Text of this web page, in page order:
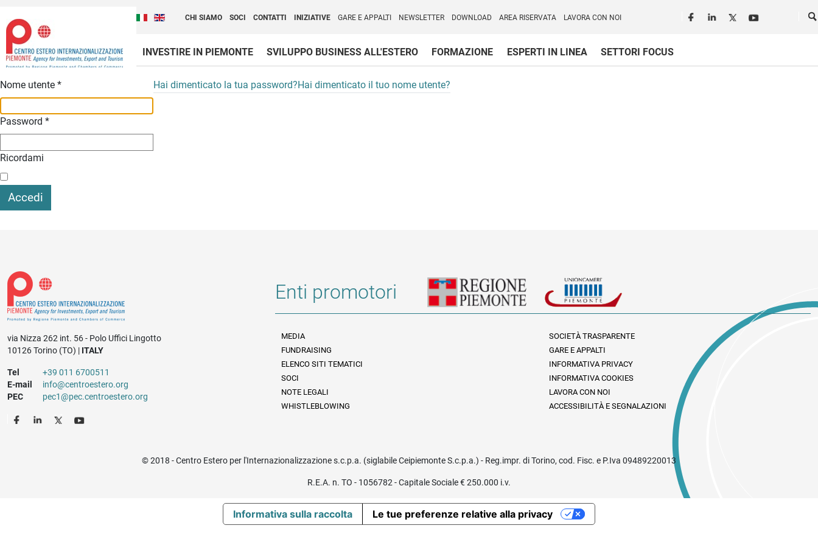
Italiano (Italia)
English (United Kingdom)
CHI SIAMO SOCI CONTATTI INIZIATIVE GARE E APPALTI NEWSLETTER DOWNLOAD AREA RISERVATA LAVORA CON NOI Seguici in rete
INVESTIRE IN PIEMONTE SVILUPPO BUSINESS ALL'ESTERO FORMAZIONE ESPERTI IN LINEA
SETTORI FOCUS
Nome utente *
Password *
Ricordami
Accedi
Hai dimenticato la tua password?Hai dimenticato il tuo nome utente?
via Nizza 262 int. 56 - Polo Uffici Lingotto
10126 Torino (TO) | ITALY
Tel
+39 011 6700511
E-mail
info@centroestero.org
PEC
pec1@pec.centroestero.org
Enti promotori
Informazioni legali e trasparenza
MEDIA
SOCIETÀ TRASPARENTE
FUNDRAISING
GARE E APPALTI
ELENCO SITI TEMATICI
INFORMATIVA PRIVACY
SOCI
INFORMATIVA COOKIES
NOTE LEGALI
LAVORA CON NOI
WHISTLEBLOWING
ACCESSIBILITÀ E SEGNALAZIONI
© 2018 - Centro Estero per l'Internazionalizzazione s.c.p.a. (siglabile Ceipiemonte S.c.p.a.) - Reg.impr. di Torino, cod. Fisc. e P.Iva 09489220013
R.E.A. n. TO - 1056782 - Capitale Sociale € 250.000 i.v.
Informativa sulla raccolta Le tue preferenze relative alla privacy